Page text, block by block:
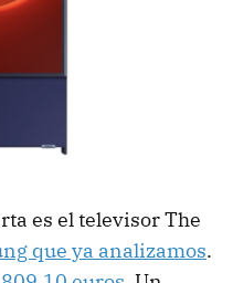
es el televisor The
que ya analizamos.